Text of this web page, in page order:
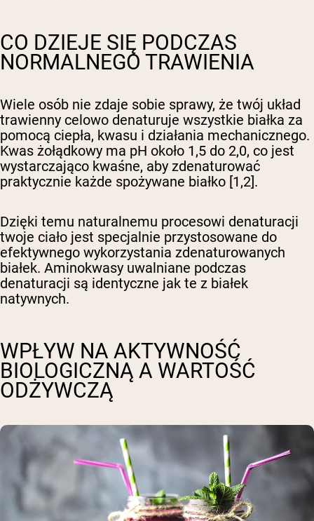
CO DZIEJE SIĘ PODCZAS
NORMALNEGO TRAWIENIA
Wiele osób nie zdaje sobie sprawy, że twój układ
trawienny celowo denaturuje wszystkie białka za
pomocą ciepła, kwasu i działania mechanicznego.
Kwas żołądkowy ma pH około 1,5 do 2,0, co jest
wystarczająco kwaśne, aby zdenaturować
praktycznie każde spożywane białko [1,2].
Dzięki temu naturalnemu procesowi denaturacji
twoje ciało jest specjalnie przystosowane do
efektywnego wykorzystania zdenaturowanych
białek. Aminokwasy uwalniane podczas
denaturacji są identyczne jak te z białek
natywnych.
WPŁYW NA AKTYWNOŚĆ
BIOLOGICZNĄ A WARTOŚĆ
ODŻYWCZĄ